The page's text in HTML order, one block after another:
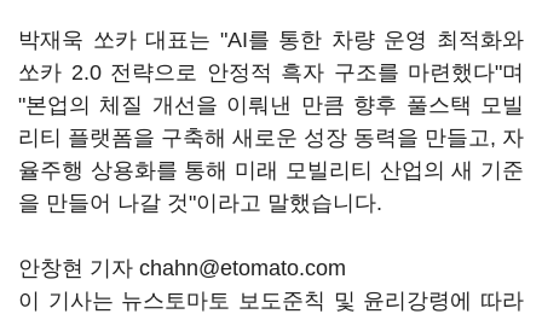
박재욱 쏘카 대표는 "AI를 통한 차량 운영 최적화와
쏘카 2.0 전략으로 안정적 흑자 구조를 마련했다"며
"본업의 체질 개선을 이뤄낸 만큼 향후 풀스택 모빌
리티 플랫폼을 구축해 새로운 성장 동력을 만들고, 자
율주행 상용화를 통해 미래 모빌리티 산업의 새 기준
을 만들어 나갈 것"이라고 말했습니다.
안창현 기자 chahn@etomato.com
이 기사는 뉴스토마토 보도준칙 및 윤리강령에 따라